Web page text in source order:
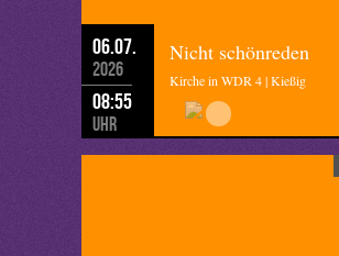
06.07.
2026
08:55
Uhr
Nicht schönreden
Kirche in WDR 4 | Kießig